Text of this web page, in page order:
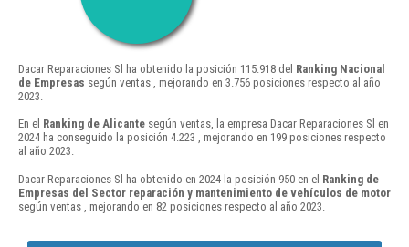
Dacar Reparaciones Sl ha obtenido la posición 115.918 del Ranking Nacional
de Empresas según ventas , mejorando en 3.756 posiciones respecto al año
2023.
En el Ranking de Alicante según ventas, la empresa Dacar Reparaciones Sl en
2024 ha conseguido la posición 4.223 , mejorando en 199 posiciones respecto
al año 2023.
Dacar Reparaciones Sl ha obtenido en 2024 la posición 950 en el Ranking de
Empresas del Sector reparación y mantenimiento de vehículos de motor
según ventas , mejorando en 82 posiciones respecto al año 2023.